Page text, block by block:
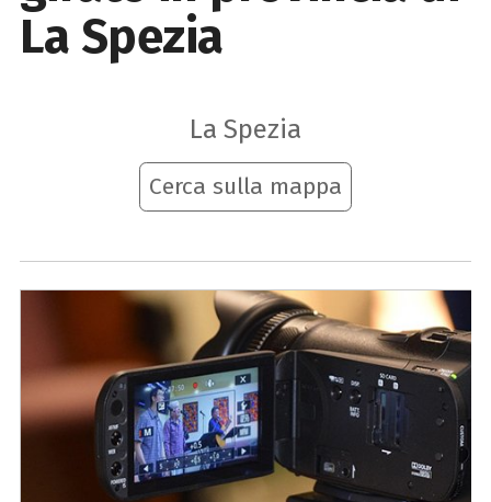
La Spezia
La Spezia
Cerca sulla mappa